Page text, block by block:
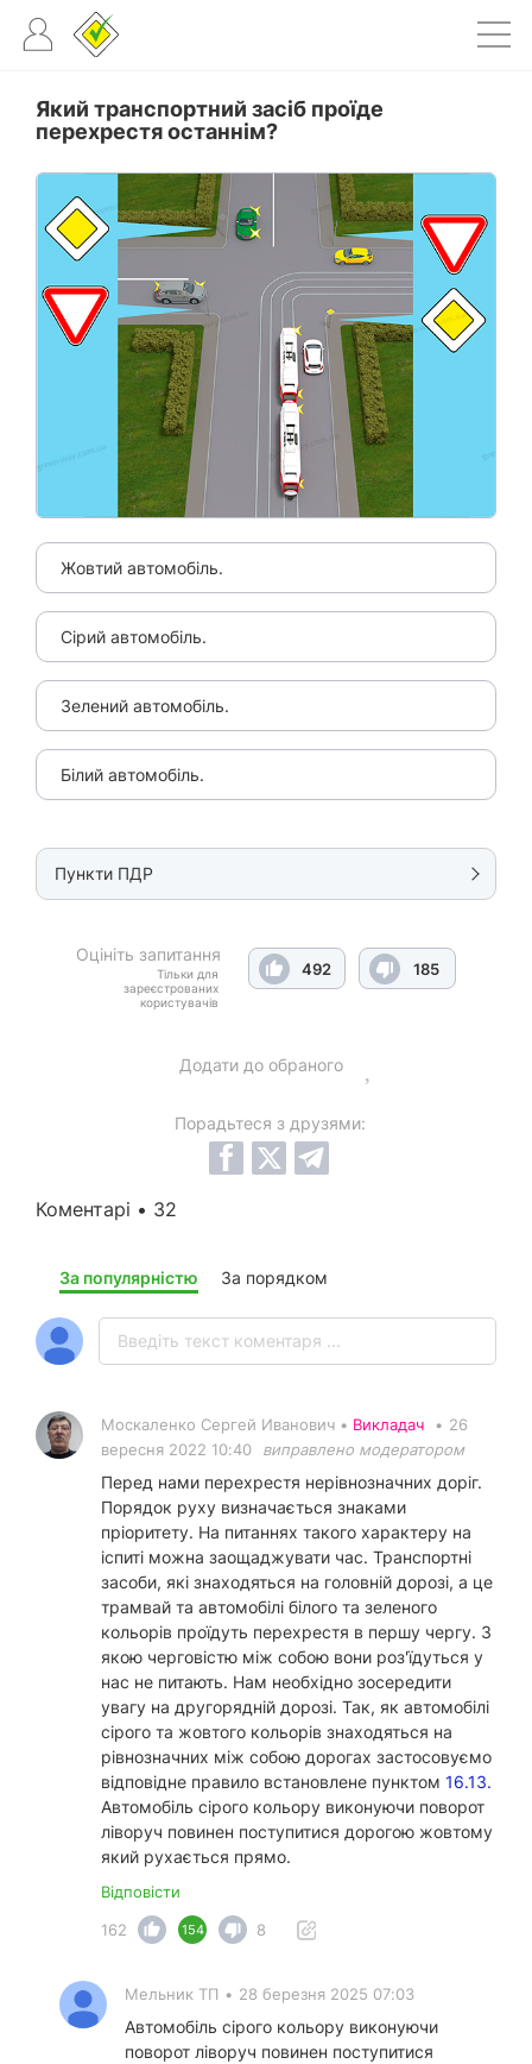
Який транспортний засіб проїде
перехрестя останнім?
Жовтий автомобіль.
Сірий автомобіль.
Зелений автомобіль.
Білий автомобіль.
Пункти ПДР
Оцініть запитання
Тільки для
зареєстрованих
користувачів
492 185
Додати до обраного
Порадьтеся з друзями:
Коментарі • 32
За популярністю За порядком
Москаленко Сергей Иванович • Викладач • 26
вересня 2022 10:40
виправлено модератором
Перед нами перехрестя нерівнозначних доріг.
Порядок руху визначається знаками
пріоритету. На питаннях такого характеру на
іспиті можна заощаджувати час. Транспортні
засоби, які знаходяться на головній дорозі, а це
трамвай та автомобілі білого та зеленого
кольорів проїдуть перехрестя в першу чергу. З
якою черговістю між собою вони роз'їдуться у
нас не питають. Нам необхідно зосередити
увагу на другорядній дорозі. Так, як автомобілі
сірого та жовтого кольорів знаходяться на
рівнозначних між собою дорогах застосовуємо
відповідне правило встановлене пунктом 16.13.
Автомобіль сірого кольору виконуючи поворот
ліворуч повинен поступитися дорогою жовтому
який рухається прямо.
Відповісти
162
154 8
Мельник ТП • 28 березня 2025 07:03
Автомобіль сірого кольору виконуючи
поворот ліворуч повинен поступитися